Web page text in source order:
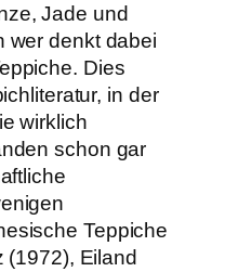
Jade und
wer denkt dabei
Dies
in der
wirklich
schon gar
Teppiche
(1972), Eiland